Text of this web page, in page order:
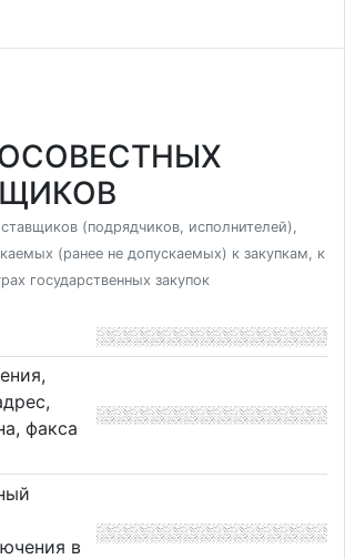
(подрядчиков, исполнителей),
(ранее не допускаемых) к закупкам, к
государственных закупок
факса
в